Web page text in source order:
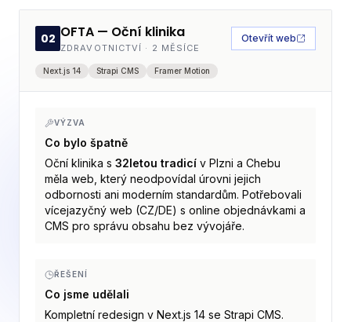
02 OFTA — Oční klinika
ZDRAVOTNICTVÍ · 2 MĚSÍCE
Otevřít web
Next.js 14 Strapi CMS Framer Motion
VÝZVA
Co bylo špatně
Oční klinika s 32letou tradicí v Plzni a Chebu
měla web, který neodpovídal úrovni jejich
odbornosti ani moderním standardům. Potřebovali
vícejazyčný web (CZ/DE) s online objednávkami a
CMS pro správu obsahu bez vývojáře.
ŘEŠENÍ
Co jsme udělali
Kompletní redesign v Next.js 14 se Strapi CMS.